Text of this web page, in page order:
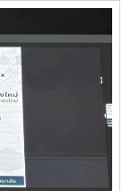
แฟรูปแบบใหม่โดย
อนแก้วนักศึกษา
ร• นายอาทิตย์
และอุตสาหกรรม
คณะ
าติอาจารย์ที่
คณะวิศวกรรมและ
League